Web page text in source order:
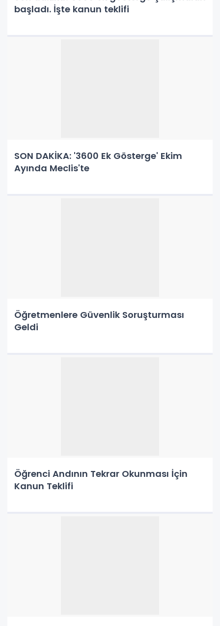
başladı. İşte kanun teklifi
SON DAKİKA: '3600 Ek Gösterge' Ekim
Ayında Meclis'te
Öğretmenlere Güvenlik Soruşturması
Geldi
Öğrenci Andının Tekrar Okunması İçin
Kanun Teklifi